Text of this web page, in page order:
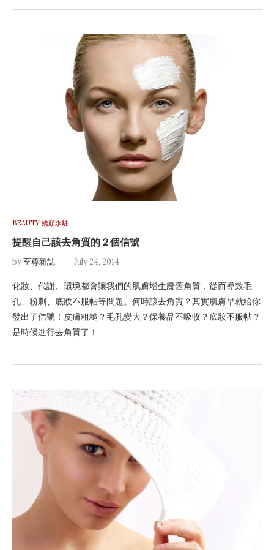
BEAUTY 嬌顏永駐
提醒自己該去角質的２個信號
by至尊雜誌 July 24, 2014
化妝、代謝、環境都會讓我們的肌膚增生廢舊角質，從而導致毛
孔、粉刺、底妝不服帖等問題。何時該去角質？其實肌膚早就給你
發出了信號！皮膚粗糙？毛孔變大？保養品不吸收？底妝不服帖？
是時候進行去角質了！